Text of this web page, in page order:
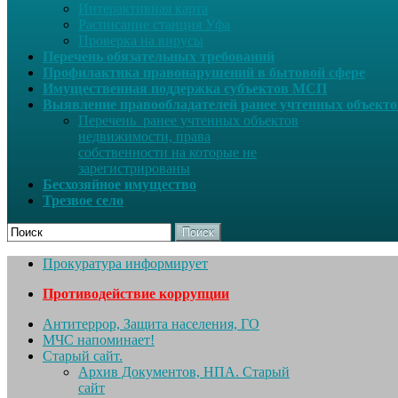
Интерактивная карта
Расписание станция Уфа
Проверка на вирусы
Перечень обязательных требований
Профилактика правонарушений в бытовой сфере
Имущественная поддержка субъектов МСП
Выявление правообладателей ранее учтенных
Перечень ранее учтенных объектов
недвижимости, права
собственности на которые не
зарегистрированы
Бесхозяйное имущество
Трезвое село
Поиск
Прокуратура информирует
Противодействие коррупции
Антитеррор, Защита населения, ГО
МЧС напоминает!
Старый сайт.
Архив Документов, НПА. Старый
сайт